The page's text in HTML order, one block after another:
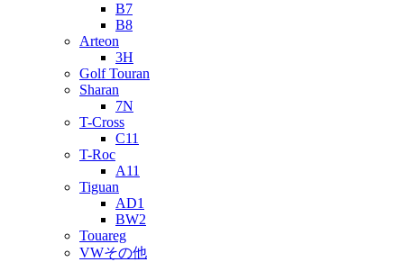
B7
B8
Arteon
3H
Golf Touran
Sharan
7N
T-Cross
C11
T-Roc
A11
Tiguan
AD1
BW2
Touareg
VWその他